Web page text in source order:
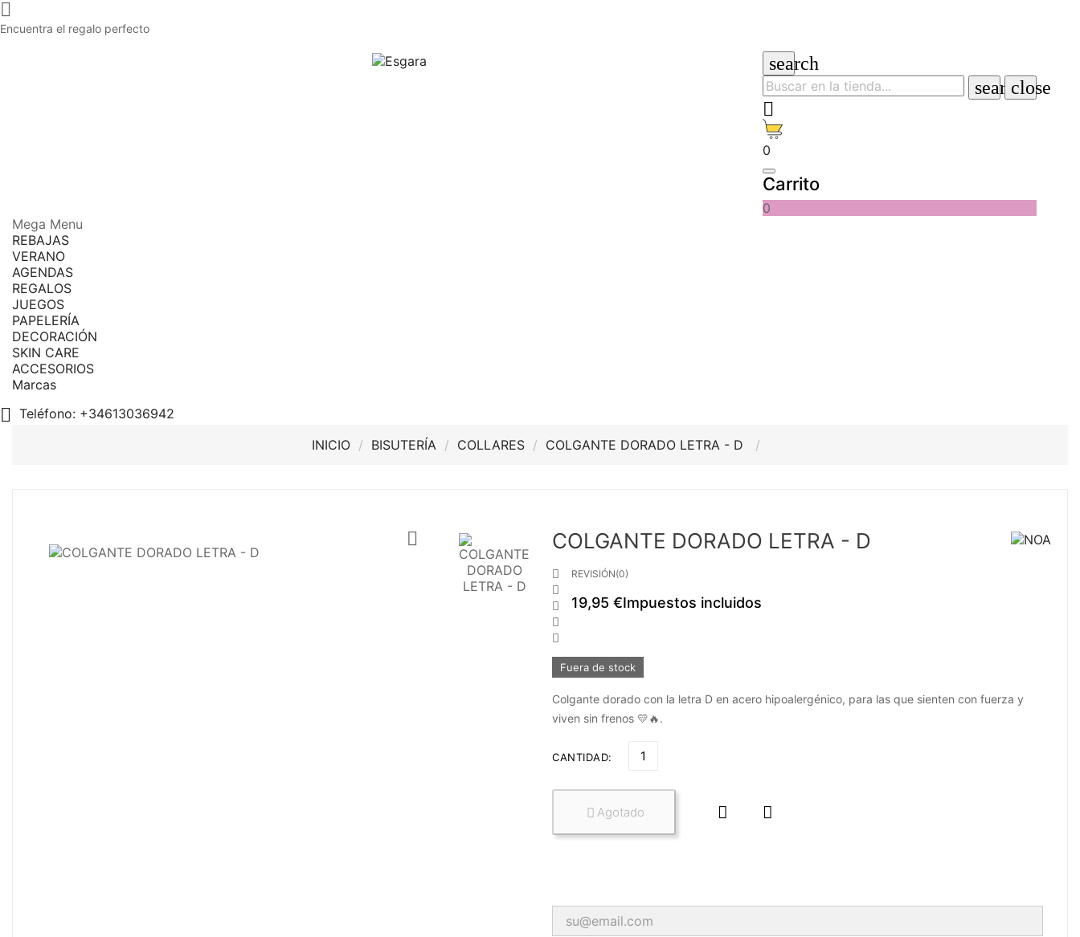

Encuentra el regalo perfecto
search
searchclose

0
Carrito
0
Mega Menu
REBAJAS
VERANO
AGENDAS
REGALOS
JUEGOS
PAPELERÍA
DECORACIÓN
SKIN CARE
ACCESORIOS
Marcas
 Teléfono: +34613036942
INICIO
BISUTERÍA COLLARES COLGANTE DORADO LETRA - D
 COLGANTE DORADO LETRA - D





REVISIÓN(0)
19,95 €Impuestos incluidos
Fuera de stock
Colgante dorado con la letra D en acero hipoalergénico, para las que sienten con fuerza y
viven sin frenos 💛🔥.
CANTIDAD:
 Agotado  